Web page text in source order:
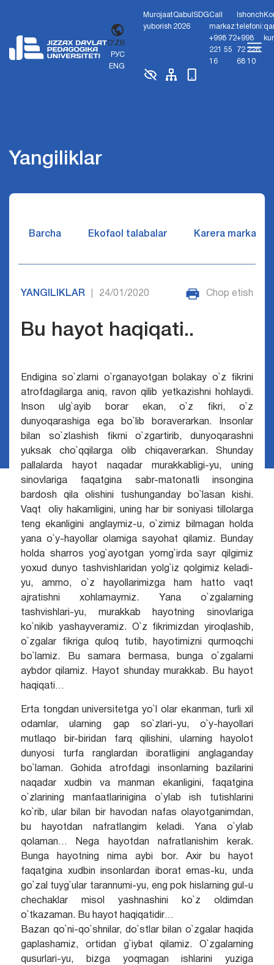
O'ZB
РУС
ENG
Murojaat
yuborish
Qabul
2026
SDGCall
markaz:
+998 72
221 55
16
Ishonch
telefoni:
+998
72 226
68 10
Yangiliklar
Barcha Ekofaol talabalar Karera markazi
YANGILIKLAR 24/01/2020 Chop etish
Bu hayot haqiqati..
Endigina so`zlarni o`rganayotgan bolakay o`z fikrini
atrofdagilarga aniq, ravon qilib yetkazishni hohlaydi.
Inson ulg`ayib borar ekan, o`z fikri, o`z
dunyoqarashiga ega bo`lib boraverarkan. Insonlar
bilan so`zlashish fikrni o`zgartirib, dunyoqarashni
yuksak cho`qqilarga olib chiqaverarkan. Shunday
pallalarda hayot naqadar murakkabligi-yu, uning
sinovlariga faqatgina sabr-matonatli insongina
bardosh qila olishini tushunganday bo`lasan kishi.
Vaqt  oliy hakamligini, uning har bir soniyasi tillolarga
teng ekanligini anglaymiz-u, o`zimiz bilmagan holda
yana o`y-hayollar olamiga sayohat qilamiz. Bunday
holda sharros yog`ayotgan yomg`irda sayr qilgimiz
yoxud dunyo tashvishlaridan yolg`iz qolgimiz keladi-
yu, ammo, o`z hayollarimizga ham hatto vaqt
ajratishni xohlamaymiz. Yana o`zgalarning
tashvishlari-yu, murakkab hayotning sinovlariga
ko`nikib yashayveramiz. O`z fikrimizdan yiroqlashib,
o`zgalar fikriga quloq tutib, hayotimizni qurmoqchi
bo`lamiz. Bu samara bermasa, bunga o`zgalarni
aybdor qilamiz. Hayot shunday murakkab. Bu hayot
haqiqati…
Erta tongdan universitetga yo`l olar ekanman, turli xil
odamlar, ularning gap so`zlari-yu, o`y-hayollari
mutlaqo bir-biridan farq qilishini, ularning hayolot
dunyosi turfa ranglardan iboratligini anglaganday
bo`laman. Gohida atrofdagi insonlarning bazilarini
naqadar xudbin va manman ekanligini, faqatgina
o`zlarining manfaatlarinigina o`ylab ish tutishlarini
ko`rib, ular bilan bir havodan nafas olayotganimdan,
bu hayotdan nafratlangim keladi. Yana o`ylab
qolaman… Nega hayotdan nafratlanishim kerak.
Bunga hayotning nima aybi bor. Axir bu hayot
faqatgina xudbin insonlardan iborat emas-ku, unda
go`zal tuyg`ular tarannumi-yu, eng pok hislarning gul-u
chechaklar misol yashnashini ko`z oldimdan
o`tkazaman. Bu hayot haqiqatidir…
Bazan qo`ni-qo`shnilar, do`stlar bilan o`zgalar haqida
gaplashamiz, ortidan g`iybat qilamiz. O`zgalarning
qusurlari-yu, bizga yoqmagan ishlarini yuziga